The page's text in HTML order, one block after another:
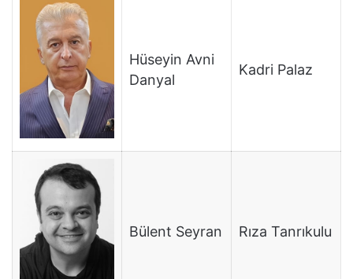
Hüseyin Avni
Danyal
Kadri Palaz
Bülent Seyran Rıza Tanrıkulu